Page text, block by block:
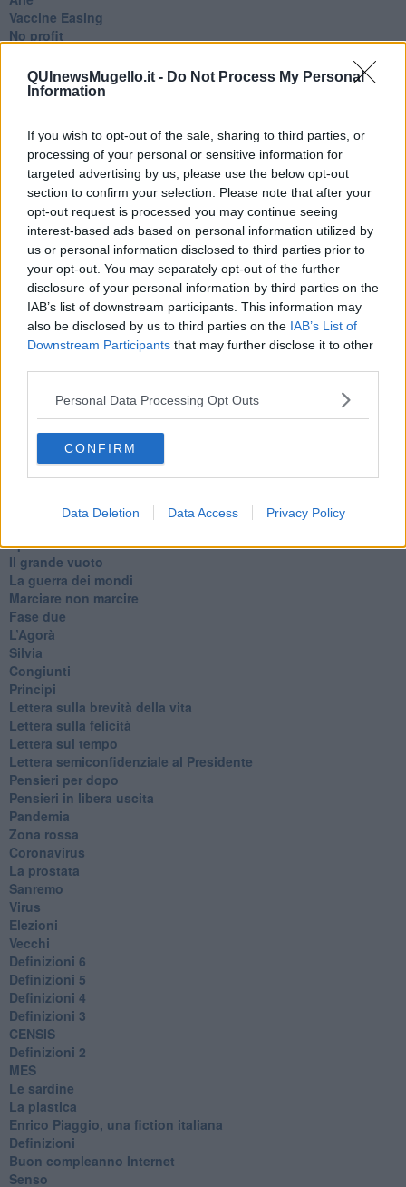
QUInewsMugello.it - Do Not Process My Personal
Information
If you wish to opt-out of the sale, sharing to third parties, or
processing of your personal or sensitive information for
targeted advertising by us, please use the below opt-out
section to confirm your selection. Please note that after your
opt-out request is processed you may continue seeing
interest-based ads based on personal information utilized by
us or personal information disclosed to third parties prior to
your opt-out. You may separately opt-out of the further
disclosure of your personal information by third parties on the
IAB’s list of downstream participants. This information may
also be disclosed by us to third parties on the IAB’s List of
Downstream Participants that may further disclose it to other
Personal Data Processing Opt Outs
CONFIRM
Data Deletion Data Access Privacy Policy
​Vaccine Easing
No profit
Con-ter?
​Con-te
​L’anno del vaccino
Giulio Regeni
​Il rosario
Paolo Rossi
Maradona
Cronaca
​Ancora Covid
​Biden!
In memoria
​Ancora Francesco
Rieccoci
Tenet
​Il responso
Willy
Non lo so
Valdera
Spot
​Il grande vuoto
​La guerra dei mondi
Marciare non marcire
Fase due
L’Agorà
Silvia
Congiunti
Principi
​Lettera sulla brevità della vita
​Lettera sulla felicità
​Lettera sul tempo
Lettera semiconfidenziale al Presidente
Pensieri per dopo
​Pensieri in libera uscita
Pandemia
Zona rossa
Coronavirus
La prostata
Sanremo
Virus
Elezioni
Vecchi
Definizioni 6
Definizioni 5
Definizioni 4
Definizioni 3
CENSIS
​Definizioni 2
MES
Le sardine
La plastica
​Enrico Piaggio, una fiction italiana
Definizioni
​Buon compleanno Internet
Senso